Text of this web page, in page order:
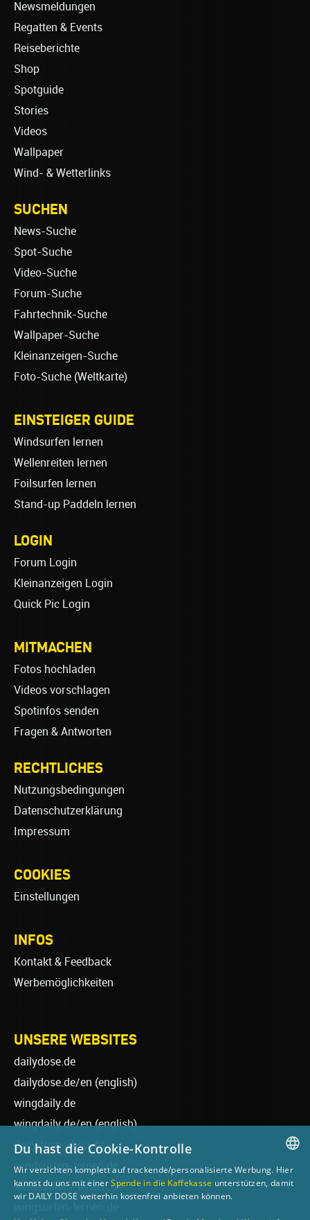
Newsmeldungen
Regatten & Events
Reiseberichte
Shop
Spotguide
Stories
Videos
Wallpaper
Wind- & Wetterlinks
SUCHEN
News-Suche
Spot-Suche
Video-Suche
Forum-Suche
Fahrtechnik-Suche
Wallpaper-Suche
Kleinanzeigen-Suche
Foto-Suche (Weltkarte)
EINSTEIGER GUIDE
Windsurfen lernen
Wellenreiten lernen
Foilsurfen lernen
Stand-up Paddeln lernen
LOGIN
Forum Login
Kleinanzeigen Login
Quick Pic Login
MITMACHEN
Fotos hochladen
Videos vorschlagen
Spotinfos senden
Fragen & Antworten
RECHTLICHES
Nutzungsbedingungen
Datenschutzerklärung
Impressum
COOKIES
Einstellungen
INFOS
Kontakt & Feedback
Werbemöglichkeiten
UNSERE WEBSITES
dailydose.de
dailydose.de/en (english)
wingdaily.de
wingdaily.de/en(english)
dailydose-shop.de
windsurfen-lernen.de
wellenreiten-lernen.de
GERMAN
Du hast die Cookie-Kontrolle
Wir verzichten komplett auf trackende/personalisierte Werbung. Hier
kannst du uns mit einerSpende in die Kaffekasse unterstützen, damit
wir DAILY DOSE weiterhin kostenfrei anbieten können.